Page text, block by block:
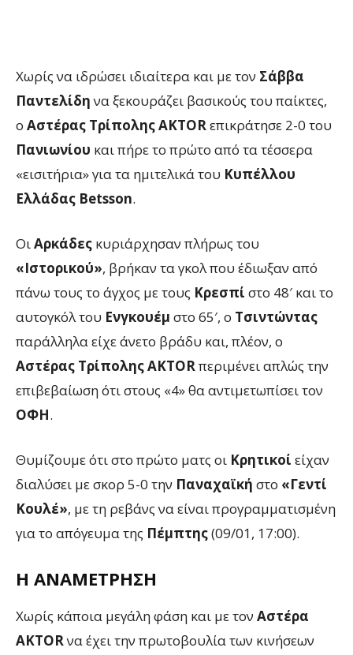
Χωρίς να ιδρώσει ιδιαίτερα και με τον Σάββα
Παντελίδηνα ξεκουράζει βασικούς του παίκτες,
ο Αστέρας Τρίπολης AKTORεπικράτησε 2-0 του
Πανιωνίου και πήρε το πρώτο από τα τέσσερα
«εισιτήρια» για τα ημιτελικά του Κυπέλλου
Ελλάδας Betsson.
ΟιΑρκάδες κυριάρχησαν πλήρως του
«Ιστορικού», βρήκαν τα γκολ που έδιωξαν από
πάνω τους το άγχος με τους Κρεσπί στο 48′ και το
αυτογκόλ του Ενγκουέμ στο 65′, ο Τσιντώντας
παράλληλα είχε άνετο βράδυ και, πλέον, ο
Αστέρας Τρίπολης AKTORπεριμένει απλώς την
επιβεβαίωση ότι στους «4» θα αντιμετωπίσει τον
ΟΦΗ.
Θυμίζουμε ότι στο πρώτο ματς οι Κρητικοί είχαν
διαλύσει με σκορ 5-0 την Παναχαϊκή στο «Γεντί
Κουλέ», με τη ρεβάνς να είναι προγραμματισμένη
για το απόγευμα της Πέμπτης(09/01, 17:00).
Η ΑΝΑΜΈΤΡΗΣΗ
Χωρίς κάποια μεγάλη φάση και με τον Αστέρα
AKTORνα έχει την πρωτοβουλία των κινήσεων